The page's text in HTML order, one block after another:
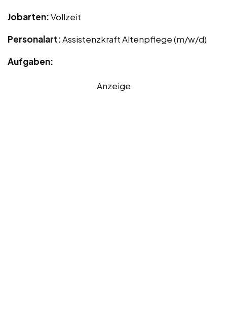
Jobarten:Vollzeit
Personalart:Assistenzkraft Altenpflege (m/w/d)
Aufgaben:
Anzeige